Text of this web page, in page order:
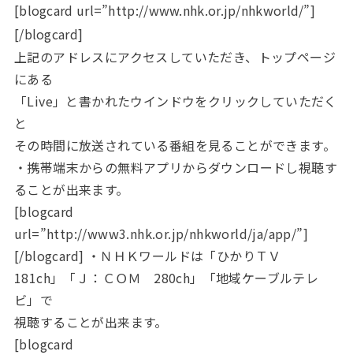
[blogcard url=”http://www.nhk.or.jp/nhkworld/”]
[/blogcard]
上記のアドレスにアクセスしていただき、トップページ
にある
「Live」と書かれたウインドウをクリックしていただく
と
その時間に放送されている番組を見ることができます。
・携帯端末からの無料アプリからダウンロードし視聴す
ることが出来ます。
[blogcard
url=”http://www3.nhk.or.jp/nhkworld/ja/app/”]
[/blogcard] ・ＮＨＫワールドは「ひかりＴＶ
181ch」「Ｊ：ＣＯＭ 280ch」「地域ケーブルテレ
ビ」で
視聴することが出来ます。
[blogcard